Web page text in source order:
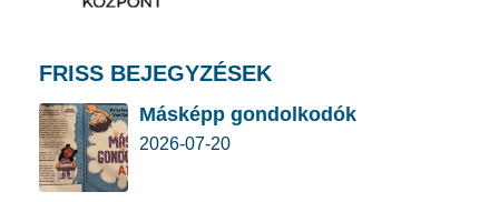
FRISS BEJEGYZÉSEK
Másképp gondolkodók
2026-07-20